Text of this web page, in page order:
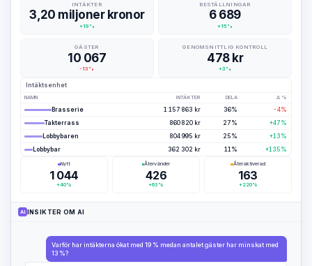
INTÄKTER
3,20 miljoner kronor
+19%
BESTÄLLNINGAR
6 689
+15%
GÄSTER
10 067
-13%
GENOMSNITTLIG KONTROLL
478 kr
+3%
Intäktsenhet
NAMN INTÄKTER DELA Δ %
Brasserie 1 157 863 kr 36%
-4%
Takterrass
860 820 kr 27%
+47%
Lobbybaren
804 995 kr 25%
+13%
Lobbybar
362 302 kr 11% +135%
Nytt
1 044
+40%
Återvänder
426
+63%
Återaktiverad
163
+220%
AI INSIKTER OM AI
Varför har intäkterna ökat med 19 % medan antalet gäster har minskat med
13 %?